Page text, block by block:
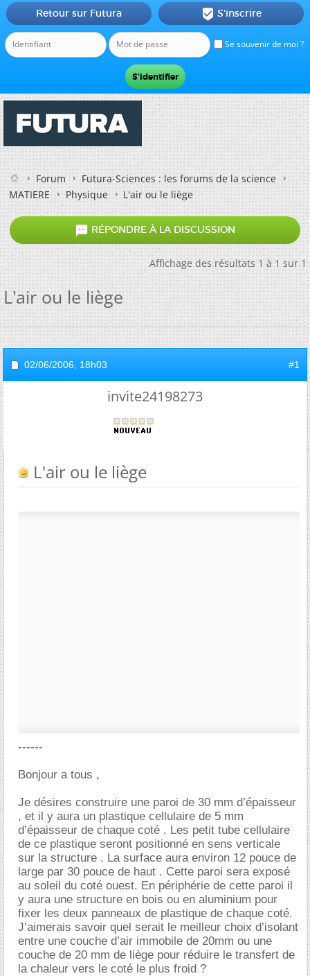
Se souvenir de moi ?
Retour sur Futura  S'inscrire
Forum
Futura-Sciences : les forums de la science
MATIERE
Physique L'air ou le liège
 RÉPONDRE À LA DISCUSSION
Affichage des résultats 1 à 1 sur 1
L'air ou le liège
02/06/2006, 18h03 #1
invite24198273
L'air ou le liège
------
Bonjour a tous ,
Je désires construire une paroi de 30 mm d’épaisseur
, et il y aura un plastique cellulaire de 5 mm
d’épaisseur de chaque coté . Les petit tube cellulaire
de ce plastique seront positionné en sens verticale
sur la structure . La surface aura environ 12 pouce de
large par 30 pouce de haut . Cette paroi sera exposé
au soleil du coté ouest. En périphérie de cette paroi il
y aura une structure en bois ou en aluminium pour
fixer les deux panneaux de plastique de chaque coté.
J’aimerais savoir quel serait le meilleur choix d’isolant
entre une couche d’air immobile de 20mm ou une
couche de 20 mm de liège pour réduire le transfert de
la chaleur vers le coté le plus froid ?